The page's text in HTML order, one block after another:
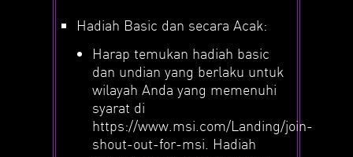
Hadiah Basic dan secara Acak:
Harap temukan hadiah basic
dan undian yang berlaku untuk
wilayah Anda yang memenuhi
syarat di
https://www.msi.com/Landing/join-
shout-out-for-msi. Hadiah